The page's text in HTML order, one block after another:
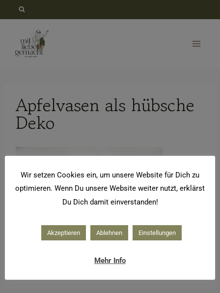
springen
Apfelvasen als hübsche
Deko
Wir setzen Cookies ein, um unsere Website für Dich zu
optimieren. Wenn Du unsere Website weiter nutzt, erklärst
Du Dich damit einverstanden!
Akzeptieren Ablehnen Einstellungen
Mehr Info